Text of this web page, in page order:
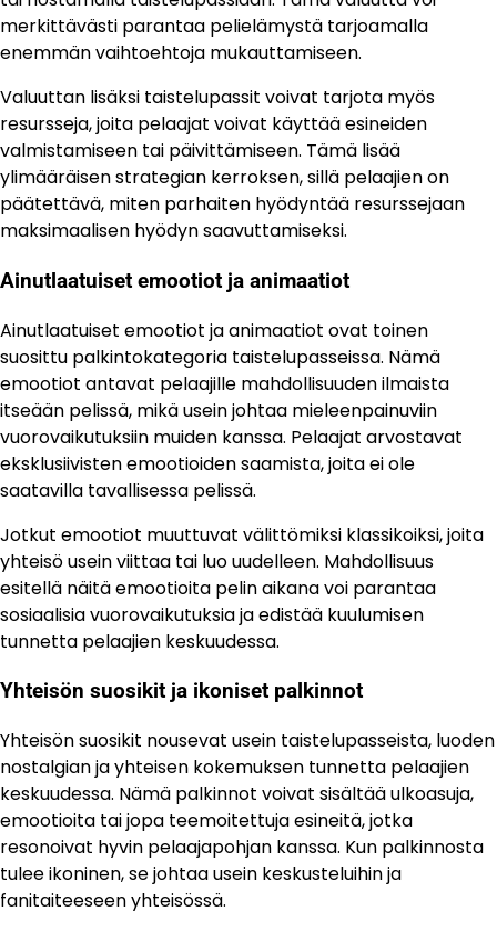
merkittävästi parantaa pelielämystä tarjoamalla
enemmän vaihtoehtoja mukauttamiseen.
Valuuttan lisäksi taistelupassit voivat tarjota myös
resursseja, joita pelaajat voivat käyttää esineiden
valmistamiseen tai päivittämiseen. Tämä lisää
ylimääräisen strategian kerroksen, sillä pelaajien on
päätettävä, miten parhaiten hyödyntää resurssejaan
maksimaalisen hyödyn saavuttamiseksi.
Ainutlaatuiset emootiot ja animaatiot
Ainutlaatuiset emootiot ja animaatiot ovat toinen
suosittu palkintokategoria taistelupasseissa. Nämä
emootiot antavat pelaajille mahdollisuuden ilmaista
itseään pelissä, mikä usein johtaa mieleenpainuviin
vuorovaikutuksiin muiden kanssa. Pelaajat arvostavat
eksklusiivisten emootioiden saamista, joita ei ole
saatavilla tavallisessa pelissä.
Jotkut emootiot muuttuvat välittömiksi klassikoiksi, joita
yhteisö usein viittaa tai luo uudelleen. Mahdollisuus
esitellä näitä emootioita pelin aikana voi parantaa
sosiaalisia vuorovaikutuksia ja edistää kuulumisen
tunnetta pelaajien keskuudessa.
Yhteisön suosikit ja ikoniset palkinnot
Yhteisön suosikit nousevat usein taistelupasseista, luoden
nostalgian ja yhteisen kokemuksen tunnetta pelaajien
keskuudessa. Nämä palkinnot voivat sisältää ulkoasuja,
emootioita tai jopa teemoitettuja esineitä, jotka
resonoivat hyvin pelaajapohjan kanssa. Kun palkinnosta
tulee ikoninen, se johtaa usein keskusteluihin ja
fanitaiteeseen yhteisössä.